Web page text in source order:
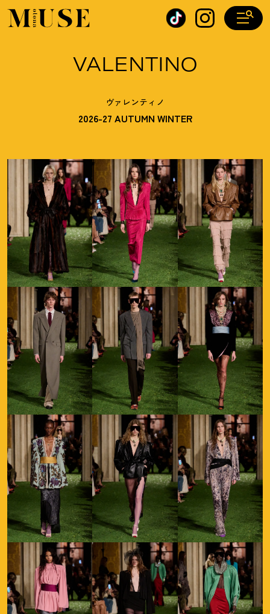
オトナミューズ ウェブ
VALENTINO
ヴァレンティノ
2026-27 AUTUMN WINTER